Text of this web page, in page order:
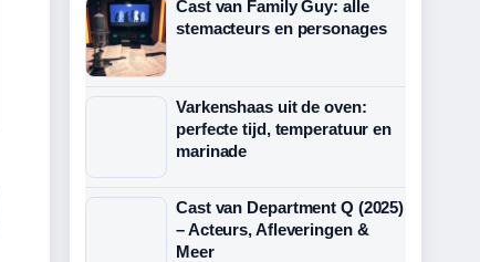
Cast van Family Guy: alle
stemacteurs en personages
Varkenshaas uit de oven:
perfecte tijd, temperatuur en
marinade
Cast van Department Q (2025)
– Acteurs, Afleveringen &
Meer